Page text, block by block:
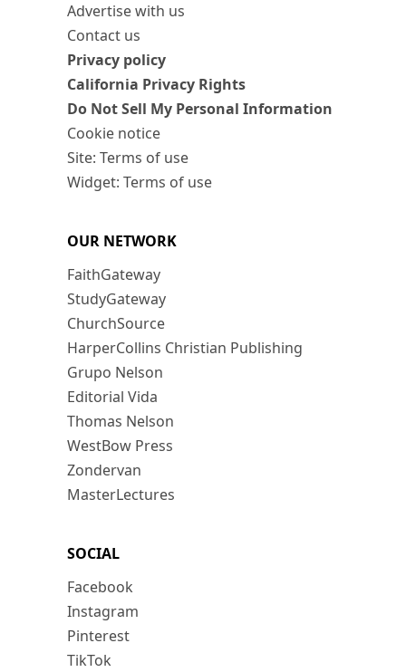
Advertise with us
Contact us
Privacy policy
California Privacy Rights
Do Not Sell My Personal Information
Cookie notice
Site: Terms of use
Widget: Terms of use
OUR NETWORK
FaithGateway
StudyGateway
ChurchSource
HarperCollins Christian Publishing
Grupo Nelson
Editorial Vida
Thomas Nelson
WestBow Press
Zondervan
MasterLectures
SOCIAL
Facebook
Instagram
Pinterest
TikTok